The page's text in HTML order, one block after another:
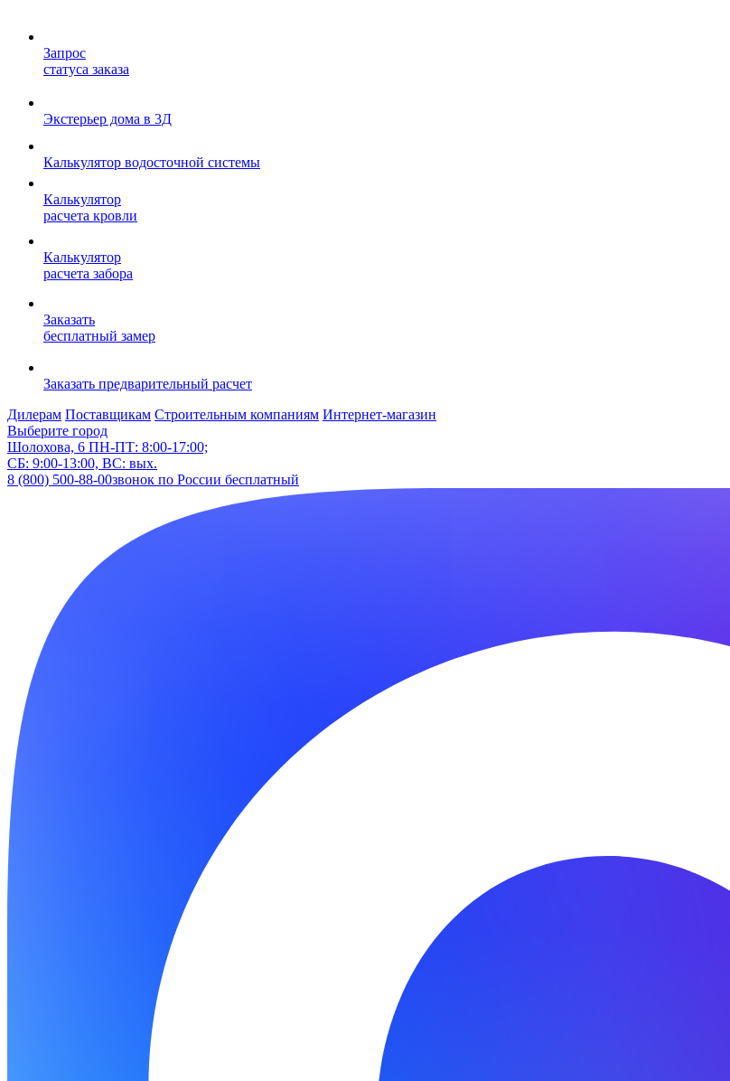
Запрос
статуса заказа
Экстерьер дома в 3Д
Калькулятор водосточной системы
Калькулятор
расчета кровли
Калькулятор
расчета забора
Заказать
бесплатный замер
Заказать предварительный расчет
Дилерам Поставщикам Строительным компаниям Интернет-магазин
Выберите город
Шолохова, 6 ПН-ПТ: 8:00-17:00;
СБ: 9:00-13:00, ВС: вых.
8 (800) 500-88-00звонок по России бесплатный